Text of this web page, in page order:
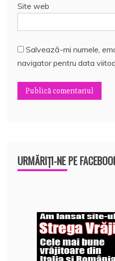
Site web
Salvează-mi numele,
navigator pentru data
URMĂRIȚI-NE PE